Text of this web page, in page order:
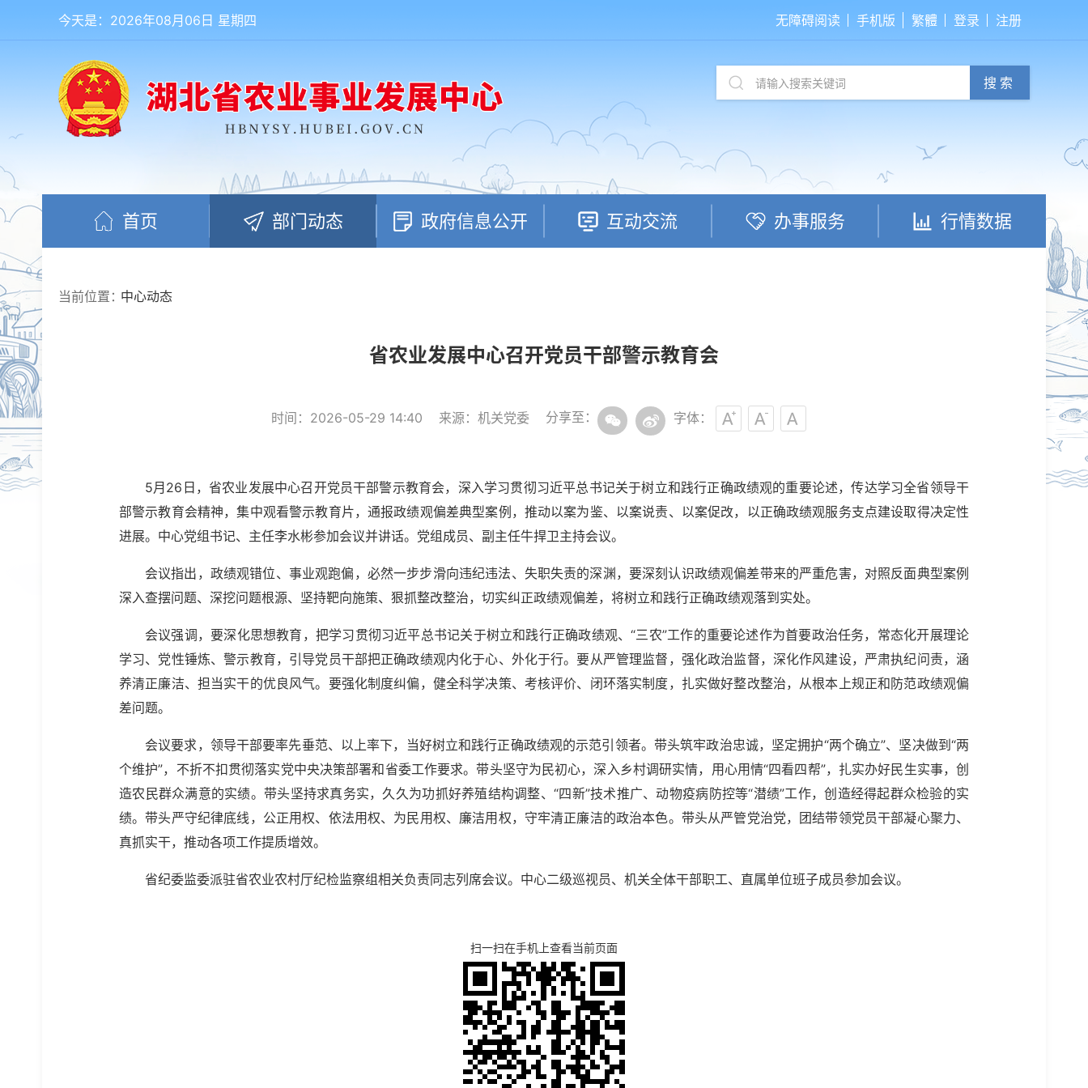
今天是：2026年08月06日 星期四 无障碍阅读 手机版 繁體 登录 注册
搜索
首页 部门动态 政府信息公开 互动交流 办事服务 行情数据
当前位置：中心动态
省农业发展中心召开党员干部警示教育会
时间：2026-05-29 14:40 来源：机关党委 分享至： 字体：
5月26日，省农业发展中心召开党员干部警示教育会，深入学习贯彻习近平总书记关于树立和践行正确政绩观的重要论述，传达学习全省领导干
部警示教育会精神，集中观看警示教育片，通报政绩观偏差典型案例，推动以案为鉴、以案说责、以案促改，以正确政绩观服务支点建设取得决定性
进展。中心党组书记、主任李水彬参加会议并讲话。党组成员、副主任牛捍卫主持会议。
会议指出，政绩观错位、事业观跑偏，必然一步步滑向违纪违法、失职失责的深渊，要深刻认识政绩观偏差带来的严重危害，对照反面典型案例
深入查摆问题、深挖问题根源、坚持靶向施策、狠抓整改整治，切实纠正政绩观偏差，将树立和践行正确政绩观落到实处。
会议强调，要深化思想教育，把学习贯彻习近平总书记关于树立和践行正确政绩观、“三农”工作的重要论述作为首要政治任务，常态化开展理论
学习、党性锤炼、警示教育，引导党员干部把正确政绩观内化于心、外化于行。要从严管理监督，强化政治监督，深化作风建设，严肃执纪问责，涵
养清正廉洁、担当实干的优良风气。要强化制度纠偏，健全科学决策、考核评价、闭环落实制度，扎实做好整改整治，从根本上规正和防范政绩观偏
差问题。
会议要求，领导干部要率先垂范、以上率下，当好树立和践行正确政绩观的示范引领者。带头筑牢政治忠诚，坚定拥护“两个确立”、坚决做到“两
个维护”，不折不扣贯彻落实党中央决策部署和省委工作要求。带头坚守为民初心，深入乡村调研实情，用心用情“四看四帮”，扎实办好民生实事，创
造农民群众满意的实绩。带头坚持求真务实，久久为功抓好养殖结构调整、“四新”技术推广、动物疫病防控等“潜绩”工作，创造经得起群众检验的实
绩。带头严守纪律底线，公正用权、依法用权、为民用权、廉洁用权，守牢清正廉洁的政治本色。带头从严管党治党，团结带领党员干部凝心聚力、
真抓实干，推动各项工作提质增效。
省纪委监委派驻省农业农村厅纪检监察组相关负责同志列席会议。中心二级巡视员、机关全体干部职工、直属单位班子成员参加会议。
扫一扫在手机上查看当前页面